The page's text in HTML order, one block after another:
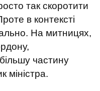
так скоротити
в контексті
На митницях,
частину
міністра.